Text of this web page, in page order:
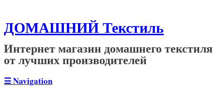
ДОМАШНИЙ Текстиль
Интернет магазин домашнего текстиля
от лучших производителей
☰Navigation